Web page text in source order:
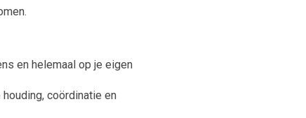
en helemaal op je eigen
coördinatie en